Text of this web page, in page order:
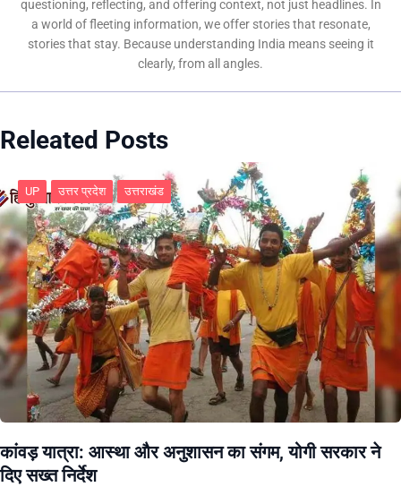
questioning, reflecting, and offering context, not just headlines. In
a world of fleeting information, we offer stories that resonate,
stories that stay. Because understanding India means seeing it
clearly, from all angles.
Releated Posts
UP उत्तर प्रदेश उत्तराखंड
कांवड़ यात्रा: आस्था और अनुशासन का संगम, योगी सरकार ने
दिए सख्त निर्देश